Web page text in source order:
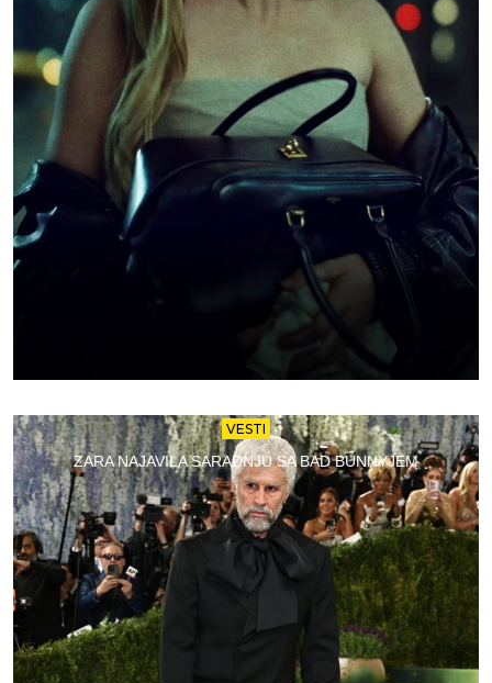
VESTI
ZARA NAJAVILA SARADNJU SA BAD BUNNYJEM